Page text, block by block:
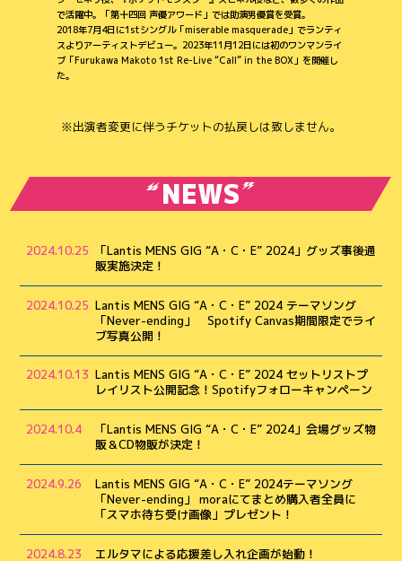
で活躍中。「第十四回 声優アワード」では助演男優賞を受賞。
2018年7月4日に1stシングル「miserable masquerade」でランティ
スよりアーティストデビュー。2023年11月12日には初のワンマンライ
ブ「Furukawa Makoto 1st Re-Live “Call” in the BOX」を開催し
た。
※出演者変更に伴うチケットの払戻しは致しません。
NEWS
2024.10.25
「Lantis MENS GIG “A・C・E” 2024」グッズ事後通
販実施決定！
2024.10.25 Lantis MENS GIG “A・C・E” 2024 テーマソング
「Never-ending」 Spotify Canvas期間限定でライ
ブ写真公開！
2024.10.13 Lantis MENS GIG “A・C・E” 2024 セットリストプ
レイリスト公開記念！Spotifyフォローキャンペーン
2024.10.4
「Lantis MENS GIG “A・C・E” 2024」会場グッズ物
販＆CD物販が決定！
2024.9.26
Lantis MENS GIG “A・C・E” 2024テーマソング
「Never-ending」 moraにてまとめ購入者全員に
「スマホ待ち受け画像」プレゼント！
2024.8.23 エルタマによる応援差し入れ企画が始動！